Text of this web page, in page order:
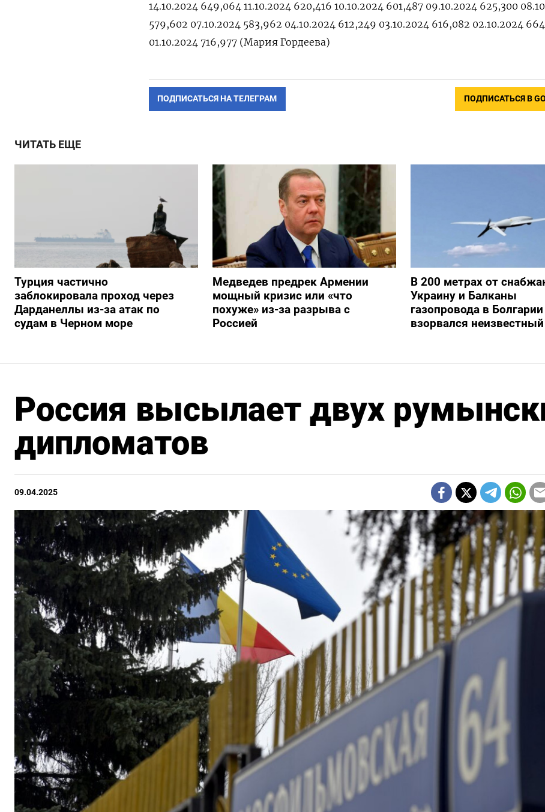
14.10.2024 649,064 11.10.2024 620,416 10.10.2024 601,487 09.10.2024 625,300
579,602 07.10.2024 583,962 04.10.2024 612,249 03.10.2024 616,082 02.10.2024
01.10.2024 716,977 (Мария Гордеева)
ПОДПИСАТЬСЯ НА ТЕЛЕГРАМ ПОДПИСАТЬСЯ В
ЧИТАТЬ ЕЩЕ
Турция частично
заблокировала проход через
Дарданеллы из-за атак по
судам в Черном море
Медведев предрек Армении
мощный кризис или «что
похуже» из-за разрыва с
Россией
В 200 метрах от
Украину и Балканы
газопровода в Болгарии
взорвался
Россия высылает двух
дипломатов
09.04.2025